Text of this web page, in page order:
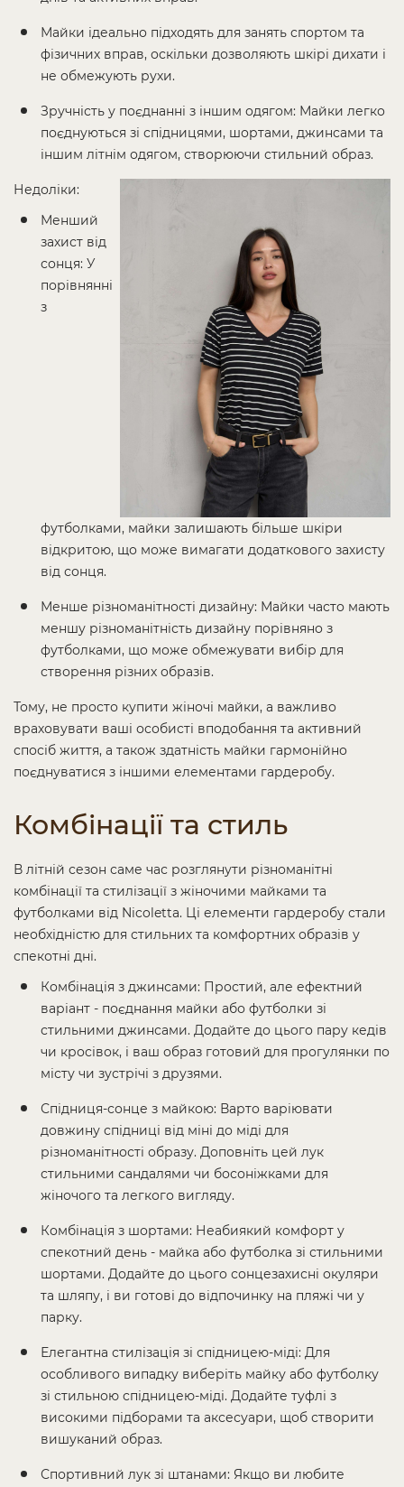
Майки ідеально підходять для занять спортом та
фізичних вправ, оскільки дозволяють шкірі дихати і
не обмежують рухи.
Зручність у поєднанні з іншим одягом: Майки легко
поєднуються зі спідницями, шортами, джинсами та
іншим літнім одягом, створюючи стильний образ.
Недоліки:
Менший
захист від
сонця: У
порівнянні
з
футболками, майки залишають більше шкіри
відкритою, що може вимагати додаткового захисту
від сонця.
Менше різноманітності дизайну: Майки часто мають
меншу різноманітність дизайну порівняно з
футболками, що може обмежувати вибір для
створення різних образів.
Тому, не просто купити жіночі майки, а важливо
враховувати ваші особисті вподобання та активний
спосіб життя, а також здатність майки гармонійно
поєднуватися з іншими елементами гардеробу.
Комбінації та стиль
В літній сезон саме час розглянути різноманітні
комбінації та стилізації з жіночими майками та
футболками від Nicoletta. Ці елементи гардеробу стали
необхідністю для стильних та комфортних образів у
спекотні дні.
Комбінація з джинсами: Простий, але ефектний
варіант - поєднання майки або футболки зі
стильними джинсами. Додайте до цього пару кедів
чи кросівок, і ваш образ готовий для прогулянки по
місту чи зустрічі з друзями.
Спідниця-сонце з майкою: Варто варіювати
довжину спідниці від міні до міді для
різноманітності образу. Доповніть цей лук
стильними сандалями чи босоніжками для
жіночого та легкого вигляду.
Комбінація з шортами: Неабиякий комфорт у
спекотний день - майка або футболка зі стильними
шортами. Додайте до цього сонцезахисні окуляри
та шляпу, і ви готові до відпочинку на пляжі чи у
парку.
Елегантна стилізація зі спідницею-міді: Для
особливого випадку виберіть майку або футболку
зі стильною спідницею-міді. Додайте туфлі з
високими підборами та аксесуари, щоб створити
вишуканий образ.
Спортивний лук зі штанами: Якщо ви любите